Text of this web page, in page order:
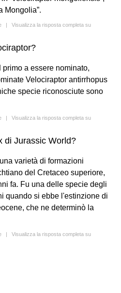
Mongolia”.
| Visualizza la risposta completa su
a essere nominato,
Velociraptor antirrhopus
specie riconosciute sono
| Visualizza la risposta completa su
di Jurassic World?
varietà di formazioni
del Cretaceo superiore,
fa. Fu una delle specie degli
quando si ebbe l'estinzione di
che ne determinò la
| Visualizza la risposta completa su